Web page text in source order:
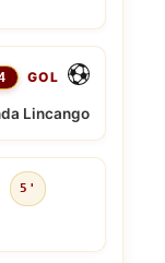
GOL
Lincango
5'